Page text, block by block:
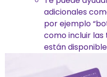
adicionales
por ejemplo
como incluir
están